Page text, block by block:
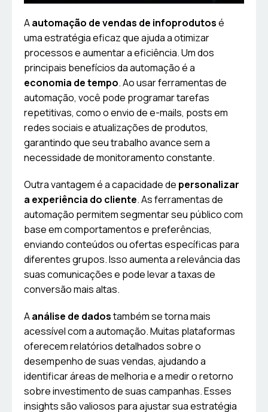
Aautomação de vendas de infoprodutosé
uma estratégia eficaz que ajuda a otimizar
processos e aumentar a eficiência. Um dos
principais benefícios da automação é a
economia de tempo. Ao usar ferramentas de
automação, você pode programar tarefas
repetitivas, como o envio de e-mails, posts em
redes sociais e atualizações de produtos,
garantindo que seu trabalho avance sem a
necessidade de monitoramento constante.
Outra vantagem é a capacidade de personalizar
a experiência do cliente. As ferramentas de
automação permitem segmentar seu público com
base em comportamentos e preferências,
enviando conteúdos ou ofertas específicas para
diferentes grupos. Isso aumenta a relevância das
suas comunicações e pode levar a taxas de
conversão mais altas.
Aanálise de dadostambém se torna mais
acessível com a automação. Muitas plataformas
oferecem relatórios detalhados sobre o
desempenho de suas vendas, ajudando a
identificar áreas de melhoria e a medir o retorno
sobre investimento de suas campanhas. Esses
insights são valiosos para ajustar sua estratégia